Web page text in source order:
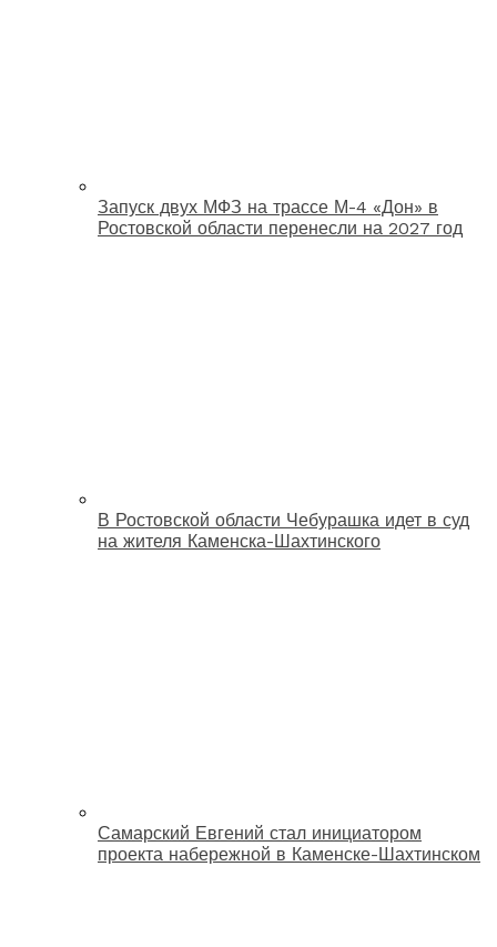
Запуск двух МФЗ на трассе М-4 «Дон» в
Ростовской области перенесли на 2027 год
В Ростовской области Чебурашка идет в суд
на жителя Каменска-Шахтинского
Самарский Евгений стал инициатором
проекта набережной в Каменске-Шахтинском